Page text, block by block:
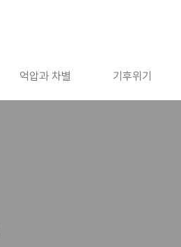
억압과 차별 기후위기